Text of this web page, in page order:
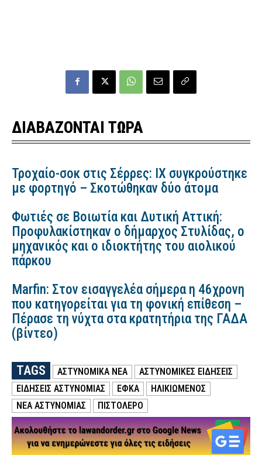
ΔΙΑΒΑΖΟΝΤΑΙ ΤΩΡΑ
Τροχαίο-σοκ στις Σέρρες: ΙΧ συγκρούστηκε
με φορτηγό – Σκοτώθηκαν δύο άτομα
Φωτιές σε Βοιωτία και Δυτική Αττική:
Προφυλακίστηκαν ο δήμαρχος Στυλίδας, ο
μηχανικός και ο ιδιοκτήτης του αιολικού
πάρκου
Marfin: Στον εισαγγελέα σήμερα η 46χρονη
που κατηγορείται για τη φονική επίθεση –
Πέρασε τη νύχτα στα κρατητήρια της ΓΑΔΑ
(βίντεο)
TAGS ΑΣΤΥΝΟΜΙΚΑ ΝΕΑ
ΑΣΤΥΝΟΜΙΚΕΣ ΕΙΔΗΣΕΙΣ
ΕΙΔΗΣΕΙΣ ΑΣΤΥΝΟΜΙΑΣ
ΕΦΚΑ
ΗΛΙΚΙΩΜΕΝΟΣ
ΝΕΑ ΑΣΤΥΝΟΜΙΑΣ
ΠΙΣΤΟΛΕΡΟ